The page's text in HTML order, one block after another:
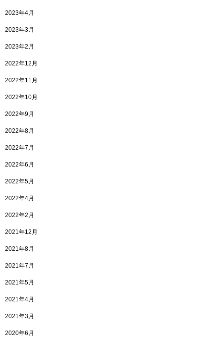
2023年4月
2023年3月
2023年2月
2022年12月
2022年11月
2022年10月
2022年9月
2022年8月
2022年7月
2022年6月
2022年5月
2022年4月
2022年2月
2021年12月
2021年8月
2021年7月
2021年5月
2021年4月
2021年3月
2020年6月